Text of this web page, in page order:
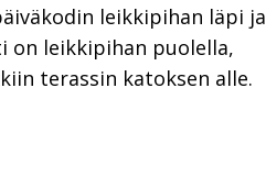
leikkipihan läpi ja
on leikkipihan puolella,
terassin katoksen alle.